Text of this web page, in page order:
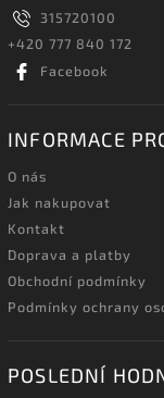
315720100
+420 777 840 172
Facebook
INFORMACE
O nás
Jak nakupovat
Kontakt
Doprava a platby
Obchodní podmínky
Podmínky ochrany
POSLEDNÍ